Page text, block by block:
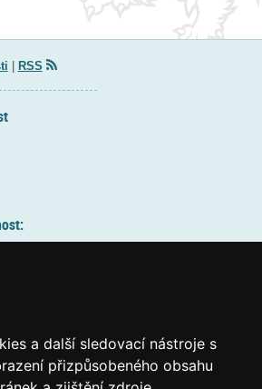
a další sledovací nástroje s
přizpůsobeného obsahu
RSS